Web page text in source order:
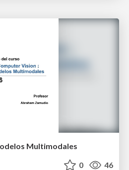
Multimodales
0 46